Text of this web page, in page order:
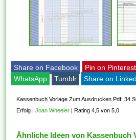
Share on Facebook Pin on Pinterest
WhatsApp
Tumblr Share on
Kassenbuch Vorlage Zum Ausdrucken Pdf: 34
Erfolg |Joan Wheeler |Rating 4,5 von 5,0
Ähnliche Ideen von Kassenbuch